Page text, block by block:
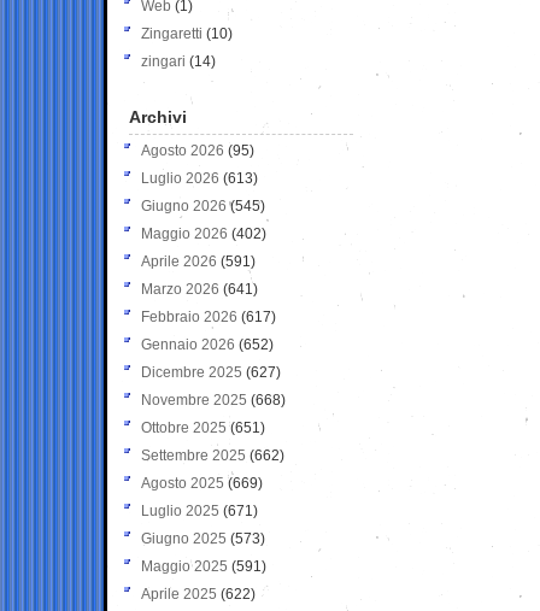
Web (1)
Zingaretti (10)
zingari (14)
Archivi
Agosto 2026 (95)
Luglio 2026 (613)
Giugno 2026 (545)
Maggio 2026 (402)
Aprile 2026 (591)
Marzo 2026 (641)
Febbraio 2026 (617)
Gennaio 2026 (652)
Dicembre 2025 (627)
Novembre 2025 (668)
Ottobre 2025 (651)
Settembre 2025 (662)
Agosto 2025 (669)
Luglio 2025 (671)
Giugno 2025 (573)
Maggio 2025 (591)
Aprile 2025 (622)